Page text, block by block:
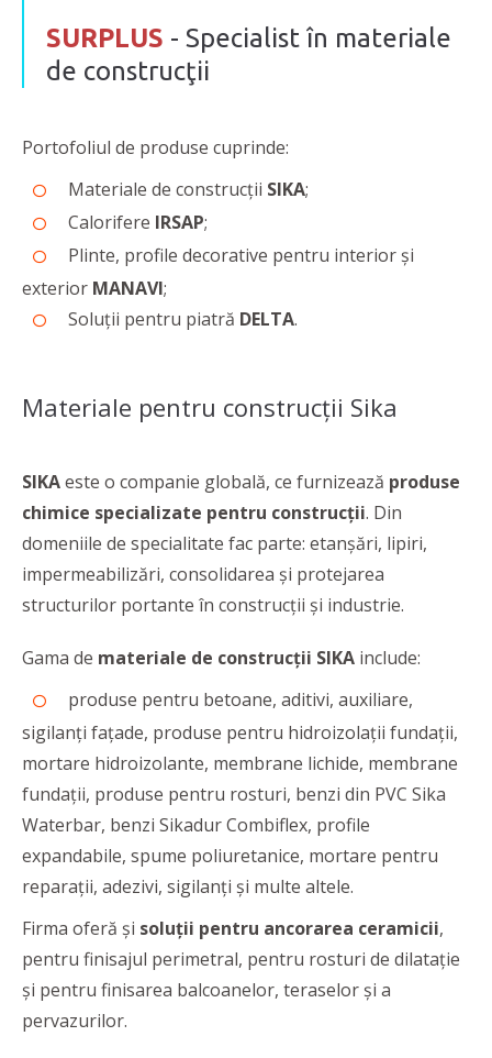
SURPLUS - Specialist în materiale
de construcţii
Portofoliul de produse cuprinde:
Materiale de construcții SIKA;
Calorifere IRSAP;
Plinte, profile decorative pentru interior și
exterior MANAVI;
Soluții pentru piatră DELTA.
Materiale pentru construcţii Sika
SIKAeste o companie globală, ce furnizează produse
chimice specializate pentru construcţii. Din
domeniile de specialitate fac parte: etanşări, lipiri,
impermeabilizări, consolidarea şi protejarea
structurilor portante în construcţii şi industrie.
Gama de materiale de construcții SIKA include:
produse pentru betoane, aditivi, auxiliare,
sigilanți fațade, produse pentru hidroizolații fundații,
mortare hidroizolante, membrane lichide, membrane
fundații, produse pentru rosturi, benzi din PVC Sika
Waterbar, benzi Sikadur Combiflex, profile
expandabile, spume poliuretanice, mortare pentru
reparații, adezivi, sigilanți și multe altele.
Firma oferă și soluții pentru ancorarea ceramicii,
pentru finisajul perimetral, pentru rosturi de dilatație
și pentru finisarea balcoanelor, teraselor și a
pervazurilor.